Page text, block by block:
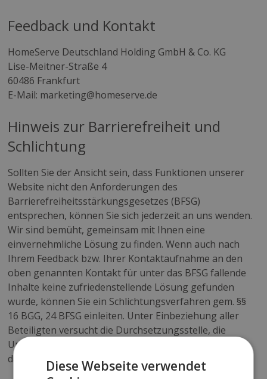
Feedback und Kontakt
HomeServe Deutschland Holding GmbH & Co. KG
Lise-Meitner-Straße 4
60486 Frankfurt
E-Mail: marketing@homeserve.de
Hinweis zur Barrierefreiheit und
Schlichtung
Sollten Sie der Ansicht sein, dass Funktionen unserer
Website nicht den Anforderungen des
Barrierefreiheitsstärkungsgesetzes (BFSG)
entsprechen, können Sie sich jederzeit an uns wenden.
Wir sind bemüht, gemeinsam mit Ihnen eine
einvernehmliche Lösung zu finden. Wenn auch nach
Ihrem Feedback bzw. Ihrer Kontaktaufnahme an den
oben genannten Kontakt für unter das BFSG fallende
Inhalte keine zufriedenstellende Lösung gefunden
wurde, können Sie ein Schlichtungsverfahren gem. §§
16 BGG, 24 BFSG einleiten. Unter Einbeziehung aller
Beteiligten versucht die Durchsetzungsstelle, die
Umstände der fehlenden Barrierefreiheit zu ermitteln,
damit sie behoben werden können.
Diese Webseite verwendet